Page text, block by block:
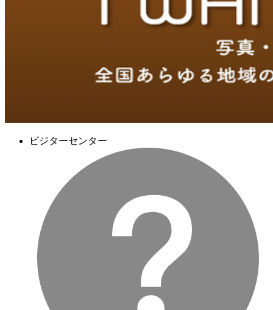
ビジターセンター